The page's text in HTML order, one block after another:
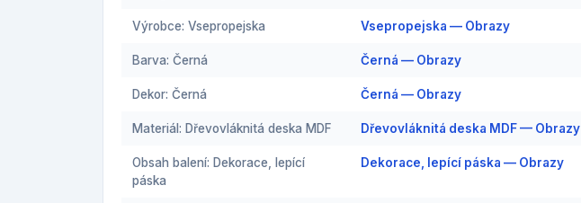
Výrobce: Vsepropejska Vsepropejska — Obrazy
Barva: Černá Černá — Obrazy
Dekor: Černá Černá — Obrazy
Materiál: Dřevovláknitá deska MDF Dřevovláknitá deska MDF — Obrazy
Obsah balení: Dekorace, lepící
páska
Dekorace, lepící páska — Obrazy